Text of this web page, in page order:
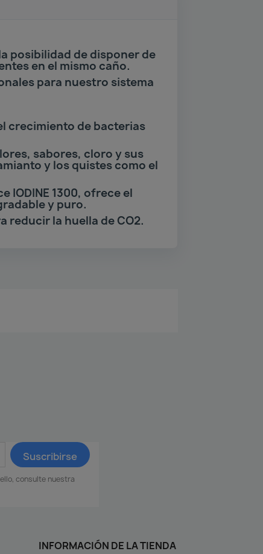
posibilidad de disponer de
en el mismo caño.
para nuestro sistema
crecimiento de bacterias
sabores, cloro y sus
y los quistes como el
IODINE 1300, ofrece el
y puro.
reducir la huella de CO2.
consulte nuestra
INFORMACIÓN DE LA TIENDA